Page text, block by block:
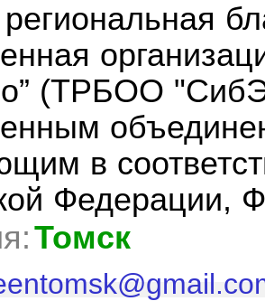
(ТРБОО
в
Федерации,
Томск